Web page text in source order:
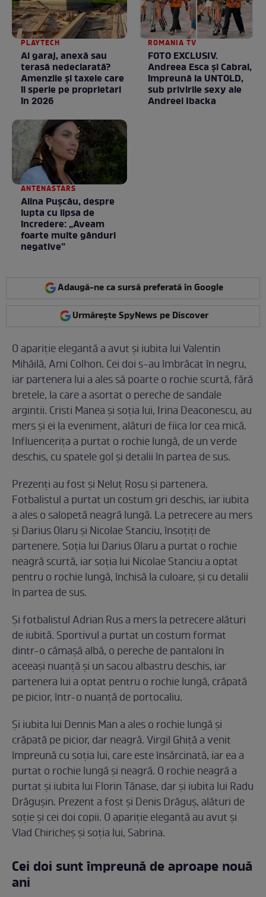
PLAYTECH
Ai garaj, anexă sau
terasă nedeclarată?
Amenzile și taxele care
îi sperie pe proprietari
în 2026
ROMANIA TV
FOTO EXCLUSIV.
Andreea Esca şi Cabral,
împreună la UNTOLD,
sub privirile sexy ale
Andreei Ibacka
ANTENASTARS
Alina Pușcău, despre
lupta cu lipsa de
încredere: „Aveam
foarte multe gânduri
negative”
Adaugă-ne ca sursă preferată în Google
Urmărește SpyNews pe Discover
O apariție elegantă a avut și iubita lui Valentin
Mihăilă, Ami Colhon. Cei doi s-au îmbrăcat în negru,
iar partenera lui a ales să poarte o rochie scurtă, fără
bretele, la care a asortat o pereche de sandale
argintii. Cristi Manea și soția lui, Irina Deaconescu, au
mers și ei la eveniment, alături de fiica lor cea mică.
Influencerița a purtat o rochie lungă, de un verde
deschis, cu spatele gol și detalii în partea de sus.
Prezenți au fost și Neluț Roșu și partenera.
Fotbalistul a purtat un costum gri deschis, iar iubita
a ales o salopetă neagră lungă. La petrecere au mers
și Darius Olaru și Nicolae Stanciu, însoțiți de
partenere. Soția lui Darius Olaru a purtat o rochie
neagră scurtă, iar soția lui Nicolae Stanciu a optat
pentru o rochie lungă, închisă la culoare, și cu detalii
în partea de sus.
Și fotbalistul Adrian Rus a mers la petrecere alături
de iubită. Sportivul a purtat un costum format
dintr-o cămașă albă, o pereche de pantaloni în
aceeași nuanță și un sacou albastru deschis, iar
partenera lui a optat pentru o rochie lungă, crăpată
pe picior, într-o nuanță de portocaliu.
Și iubita lui Dennis Man a ales o rochie lungă și
crăpată pe picior, dar neagră. Virgil Ghiță a venit
împreună cu soția lui, care este însărcinată, iar ea a
purtat o rochie lungă și neagră. O rochie neagră a
purtat și iubita lui Florin Tănase, dar și iubita lui Radu
Drăgușin. Prezent a fost și Denis Drăguș, alături de
soție și cei doi copii. O apariție elegantă au avut și
Vlad Chiricheș și soția lui, Sabrina.
Cei doi sunt împreună de aproape nouă
ani